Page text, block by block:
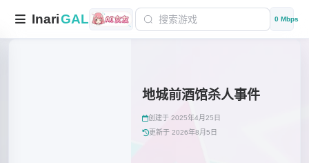
InariGAL 0 Mbps
地城前酒馆杀人事件
创建于 2025年4月25日
更新于 2026年8月5日